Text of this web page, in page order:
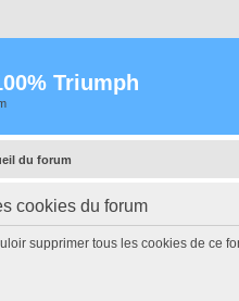
Triumph
du forum
cookies du forum
supprimer tous les cookies de ce